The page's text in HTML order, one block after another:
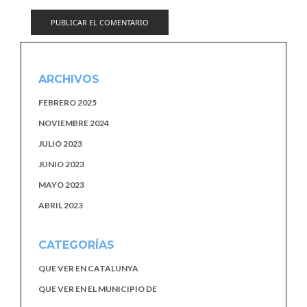
ARCHIVOS
FEBRERO 2025
NOVIEMBRE 2024
JULIO 2023
JUNIO 2023
MAYO 2023
ABRIL 2023
CATEGORÍAS
QUE VER EN CATALUNYA
QUE VER EN EL MUNICIPIO DE